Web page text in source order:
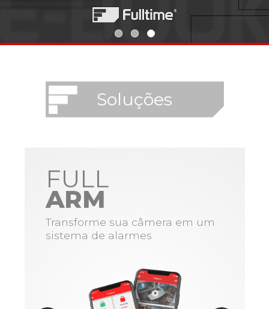
Soluções
FULL
ARM
Transforme sua câmera em um
sistema de alarmes